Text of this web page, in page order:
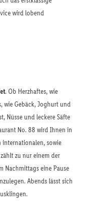
wird lobend
. Ob Herzhaftes, wie
wie Gebäck, Joghurt und
Nüsse und leckere Säfte
No. 88 wird Ihnen in
internationalen, sowie
zu nur einem der
Nachmittags eine Pause
Abends lässt sich